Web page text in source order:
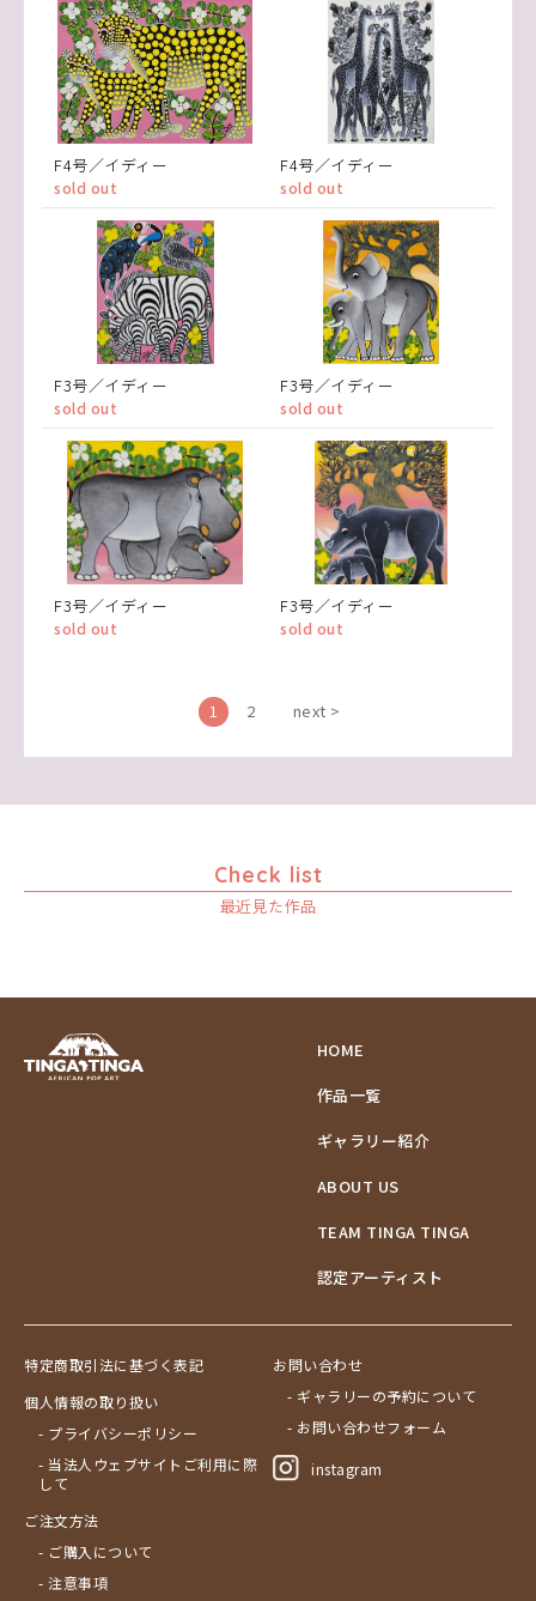
F4号／イディー
sold out
F4号／イディー
sold out
F3号／イディー
sold out
F3号／イディー
sold out
F3号／イディー
sold out
F3号／イディー
sold out
1 2 next >
Check list
最近見た作品
HOME
作品一覧
ギャラリー紹介
ABOUT US
TEAM TINGA TINGA
認定アーティスト
特定商取引法に基づく表記
個人情報の取り扱い
- プライバシーポリシー
- 当法人ウェブサイトご利用に際
して
ご注文方法
- ご購入について
- 注意事項
お問い合わせ
- ギャラリーの予約について
- お問い合わせフォーム
instagram